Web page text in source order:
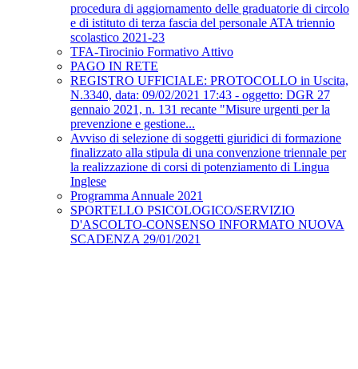
procedura di aggiornamento delle graduatorie di circolo
e di istituto di terza fascia del personale ATA triennio
scolastico 2021-23
TFA-Tirocinio Formativo Attivo
PAGO IN RETE
REGISTRO UFFICIALE: PROTOCOLLO in Uscita,
N.3340, data: 09/02/2021 17:43 - oggetto: DGR 27
gennaio 2021, n. 131 recante "Misure urgenti per la
prevenzione e gestione...
Avviso di selezione di soggetti giuridici di formazione
finalizzato alla stipula di una convenzione triennale per
la realizzazione di corsi di potenziamento di Lingua
Inglese
Programma Annuale 2021
SPORTELLO PSICOLOGICO/SERVIZIO
D'ASCOLTO-CONSENSO INFORMATO NUOVA
SCADENZA 29/01/2021